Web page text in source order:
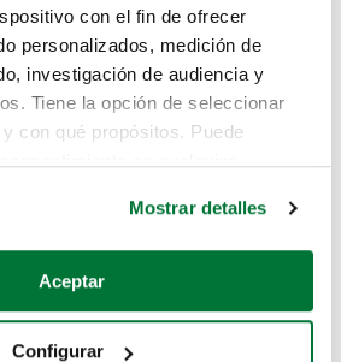
con el fin de ofrecer
personalizados, medición de
investigación de audiencia y
Tiene la opción de seleccionar
con qué propósitos. Puede
quisiéramos:
sobre su ubicación geográfica
Mostrar detalles
Aceptar
Configurar